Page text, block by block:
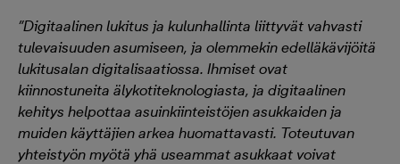
”Digitaalinen lukitus ja kulunhallinta liittyvät vahvasti
tulevaisuuden asumiseen, ja olemmekin edelläkävijöitä
lukitusalan digitalisaatiossa. Ihmiset ovat
kiinnostuneita älykotiteknologiasta, ja digitaalinen
kehitys helpottaa asuinkiinteistöjen asukkaiden ja
muiden käyttäjien arkea huomattavasti. Toteutuvan
yhteistyön myötä yhä useammat asukkaat voivat